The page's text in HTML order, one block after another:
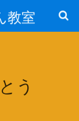
教室
う